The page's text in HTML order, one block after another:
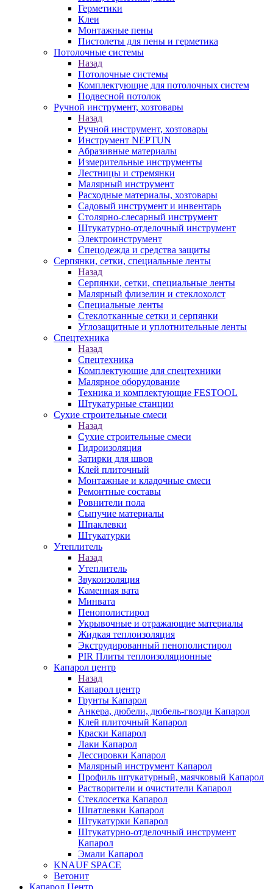
Герметики
Клеи
Монтажные пены
Пистолеты для пены и герметика
Потолочные системы
Назад
Потолочные системы
Комплектующие для потолочных систем
Подвесной потолок
Ручной инструмент, хозтовары
Назад
Ручной инструмент, хозтовары
Инструмент NEPTUN
Абразивные материалы
Измерительные инструменты
Лестницы и стремянки
Малярный инструмент
Расходные материалы, хозтовары
Садовый инструмент и инвентарь
Столярно-слесарный инструмент
Штукатурно-отделочный инструмент
Электроинструмент
Спецодежда и средства защиты
Серпянки, сетки, специальные ленты
Назад
Серпянки, сетки, специальные ленты
Малярный флизелин и стеклохолст
Специальные ленты
Стеклотканные сетки и серпянки
Углозащитные и уплотнительные ленты
Спецтехника
Назад
Спецтехника
Комплектующие для спецтехники
Малярное оборудование
Техника и комплектующие FESTOOL
Штукатурные станции
Сухие строительные смеси
Назад
Сухие строительные смеси
Гидроизоляция
Затирки для швов
Клей плиточный
Монтажные и кладочные смеси
Ремонтные составы
Ровнители пола
Сыпучие материалы
Шпаклевки
Штукатурки
Утеплитель
Назад
Утеплитель
Звукоизоляция
Каменная вата
Минвата
Пенополистирол
Укрывочные и отражающие материалы
Жидкая теплоизоляция
Экструдированный пенополистирол
PIR Плиты теплоизоляционные
Капарол центр
Назад
Капарол центр
Грунты Капарол
Анкера, дюбели, дюбель-гвозди Капарол
Клей плиточный Капарол
Краски Капарол
Лаки Капарол
Лессировки Капарол
Малярный инструмент Капарол
Профиль штукатурный, маячковый Капарол
Растворители и очистители Капарол
Cтеклосетка Капарол
Шпатлевки Капарол
Штукатурки Капарол
Штукатурно-отделочный инструмент
Капарол
Эмали Капарол
KNAUF SPACE
Ветонит
Капарол Центр